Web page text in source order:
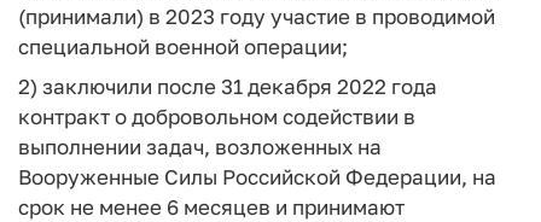
(принимали) в 2023 году участие в проводимой
специальной военной операции;
2) заключили после 31 декабря 2022 года
контракт о добровольном содействии в
выполнении задач, возложенных на
Вооруженные Силы Российской Федерации, на
срок не менее 6 месяцев и принимают